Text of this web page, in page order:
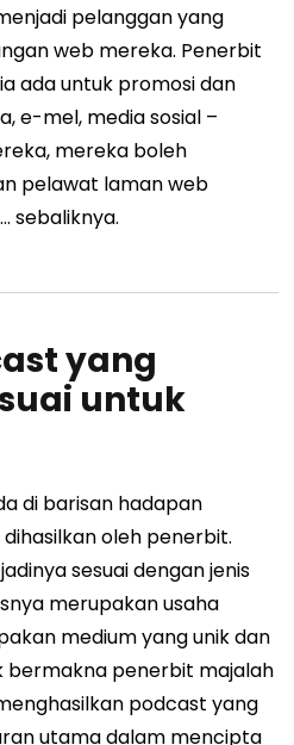
pelanggan yang
web mereka. Penerbit
ada untuk promosi dan
e-mel, media sosial –
mereka boleh
pelawat laman web
sebaliknya.
yang
untuk
di barisan hadapan
oleh penerbit.
sesuai dengan jenis
merupakan usaha
medium yang unik dan
bermakna penerbit majalah
podcast yang
utama dalam mencipta